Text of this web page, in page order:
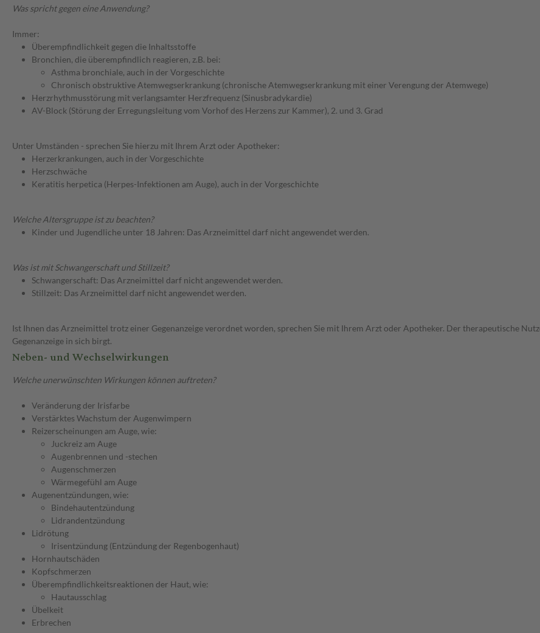
Was spricht gegen eine Anwendung?
Immer:
Überempfindlichkeit gegen die Inhaltsstoffe
Bronchien, die überempfindlich reagieren, z.B. bei:
Asthma bronchiale, auch in der Vorgeschichte
Chronisch obstruktive Atemwegserkrankung (chronische Atemwegserkrankung mit einer Verengung der Atemwege)
Herzrhythmusstörung mit verlangsamter Herzfrequenz (Sinusbradykardie)
AV-Block (Störung der Erregungsleitung vom Vorhof des Herzens zur Kammer), 2. und 3. Grad
Unter Umständen - sprechen Sie hierzu mit Ihrem Arzt oder Apotheker:
Herzerkrankungen, auch in der Vorgeschichte
Herzschwäche
Keratitis herpetica (Herpes-Infektionen am Auge), auch in der Vorgeschichte
Welche Altersgruppe ist zu beachten?
Kinder und Jugendliche unter 18 Jahren: Das Arzneimittel darf nicht angewendet werden.
Was ist mit Schwangerschaft und Stillzeit?
Schwangerschaft: Das Arzneimittel darf nicht angewendet werden.
Stillzeit: Das Arzneimittel darf nicht angewendet werden.
Ist Ihnen das Arzneimittel trotz einer Gegenanzeige verordnet worden, sprechen Sie mit Ihrem Arzt oder Apotheker. Der therapeutische
Gegenanzeige in sich birgt.
Neben- und Wechselwirkungen
Welche unerwünschten Wirkungen können auftreten?
Veränderung der Irisfarbe
Verstärktes Wachstum der Augenwimpern
Reizerscheinungen am Auge, wie:
Juckreiz am Auge
Augenbrennen und -stechen
Augenschmerzen
Wärmegefühl am Auge
Augenentzündungen, wie:
Bindehautentzündung
Lidrandentzündung
Lidrötung
Irisentzündung (Entzündung der Regenbogenhaut)
Hornhautschäden
Kopfschmerzen
Überempfindlichkeitsreaktionen der Haut, wie:
Hautausschlag
Übelkeit
Erbrechen